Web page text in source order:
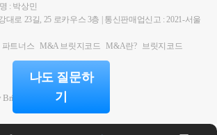
나도 질문하
기
주권·분양권작년 7.10 대책 이후로 취
올라가고 복잡해졌습니다. 그만큼
세에 대한 ...blog.naver.com&lt;2&gt; 보
합부동산세)재산세와 종합부동산세는
재 주택 소유자에게 부과되는 세금입
리처분계획인가 전 주택을 취득하는
에 취득한다면 그해 재산세와 종부세
29조제1항에 따른 사업시행계획인가
경우로서 관리처분계획인가 또는 사업
시 해당 사업구역에 거주하는 세대가
득하여 그 신규 주택으로 이주한 경우
날에 종전 주택등을 처분한 것으로 본
3가지로 분류해볼 수 있습니다.​(1) 령
문, 2항 – 일반적인 케이스​[종전물건이
: 박상민
대로 23길, 25 로카우스 3층 | 통신판매업신고 : 2021-서울
파트너스 M&A 브릿지코드 M&A란? 브릿지코드